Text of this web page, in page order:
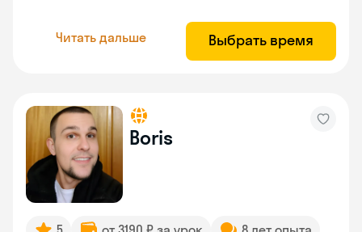
Читать дальше Выбрать время
Boris